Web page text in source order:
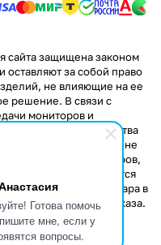
Готова помочь
мне, если у
вопросы.
защищена законом
оставляют за собой право
не влияющие на ее
решение. В связи с
мониторов и
некоторые свойства
продукции могут не
Стоимость товаров,
распространяется
заказа данного товара в
при оформлении заказа.